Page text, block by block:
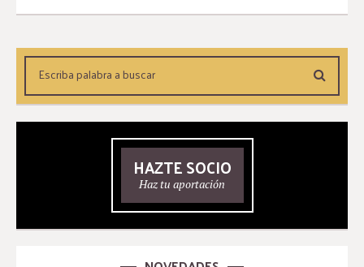
HAZTE SOCIO
Haz tu aportación